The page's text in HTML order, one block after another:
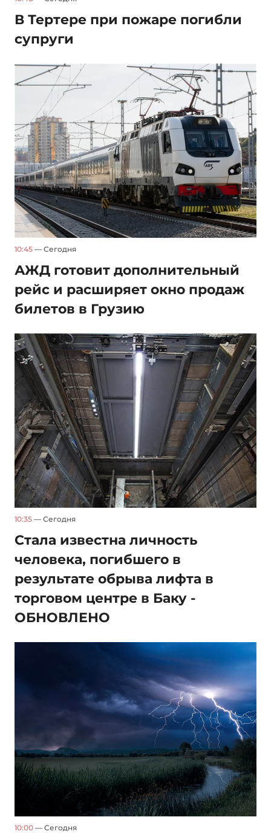
В Тертере при пожаре погибли
супруги
10:45 — Сегодня
АЖД готовит дополнительный
рейс и расширяет окно продаж
билетов в Грузию
10:35 — Сегодня
Стала известна личность
человека, погибшего в
результате обрыва лифта в
торговом центре в Баку -
ОБНОВЛЕНО
10:00 — Сегодня